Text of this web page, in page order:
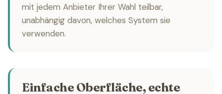
mit jedem Anbieter Ihrer Wahl teilbar,
unabhängig davon, welches System sie
verwenden.
Einfache Oberfläche, echte